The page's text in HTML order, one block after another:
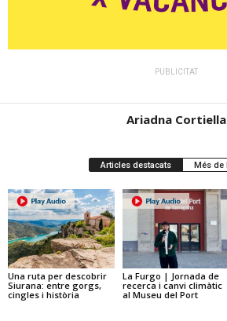
PUBLICITAT
Ariadna Cortiella
Articles destacats Més de
Una ruta per descobrir
Siurana: entre gorgs,
cingles i història
La Furgo | Jornada de
recerca i canvi climàtic
al Museu del Port